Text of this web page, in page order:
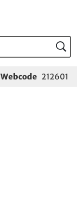
Webcode 212601